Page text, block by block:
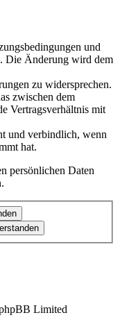
und
Die Änderung wird dem
zu widersprechen.
zwischen dem
Vertragsverhältnis mit
und verbindlich, wenn
hat.
persönlichen Daten
Limited